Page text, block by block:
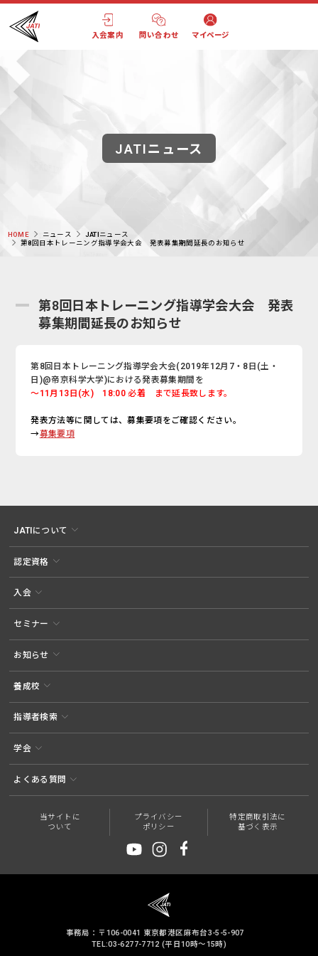
入会案内 問い合わせ マイページ
JATIニュース
HOME ニュース
JATIニュース
第8回日本トレーニング指導学会大会 発表募集期間延長のお知らせ
第8回日本トレーニング指導学会大会 発表
募集期間延長のお知らせ
第8回日本トレーニング指導学会大会(2019年12月7・8日(土・
日)@帝京科学大学)における発表募集期間を
～11月13日(水) 18:00 必着 まで延長致します。
発表方法等に関しては、募集要項をご確認ください。
→募集要項
JATIについて
認定資格
入会
セミナー
お知らせ
養成校
指導者検索
学会
よくある質問
当サイトに
ついて
プライバシー
ポリシー
特定商取引法に
基づく表示
事務局：〒106-0041 東京都港区麻布台3-5-5-907
TEL:03-6277-7712 (平日10時～15時)